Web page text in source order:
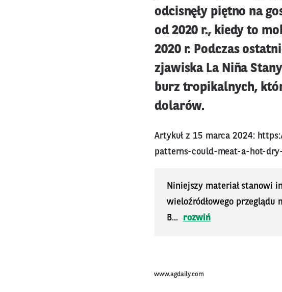
odcisnęły piętno na
od 2020 r., kiedy to
2020 r. Podczas
zjawiska La Niña
burz tropikalnych,
dolarów.
Artykuł z 15 marca 2024:
patterns-could-meat-a-hot-
Niniejszy materiał stanowi
wieloźródłowego przeglądu
B...
rozwiń
www.agdaily.com